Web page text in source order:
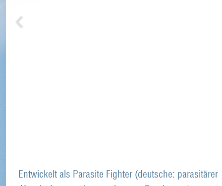
Entwickelt als Parasite Fighter (deutsche: parasitärer